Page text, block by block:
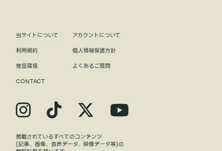
当サイトについて
アカウントについて
利用規約
個人情報保護方針
推奨環境
よくあるご質問
CONTACT
掲載されているすべてのコンテンツ
(記事、画像、音声データ、映像データ等)の